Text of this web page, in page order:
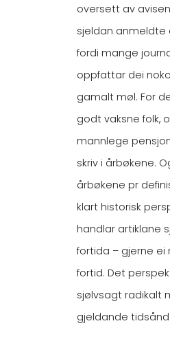
oversett av
sjeldan anmeldte
fordi mange
oppfattar dei
gamalt møl. For
godt vaksne folk,
mannlege
skriv i årbøkene.
årbøkene pr
klart historisk
handlar artiklane
fortida – gjerne ei
fortid. Det
sjølvsagt radikalt
gjeldande tidsånd.